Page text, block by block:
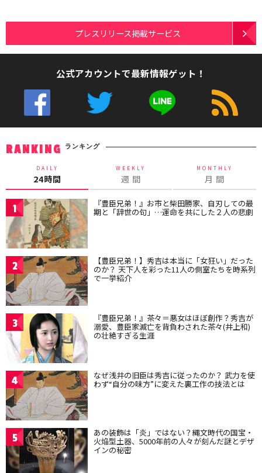
プレスリリース掲載サービス
公式アカウントで最新情報ゲット！
RANKING ランキング
DAILY
24時間
WEEKLY
週 間
MONTHLY
月 間
1 『豊臣兄弟！』お市と柴田勝家、自刃しての最
期と「辞世の句」…運命を共にした２人の悲劇
2 【豊臣兄弟！】秀吉は本当に「女狂い」だった
のか？ 天下人を彩った11人の側室たちを時系列
で一挙紹介
3 『豊臣兄弟！』茶々＝悪女はほぼ創作？秀吉が
溺愛、豊臣家滅亡を背負わされた茶々(井上和)
の壮絶すぎる生涯
4 なぜ浅井の旧臣は秀吉に従ったのか？ 武力を使
わず“自分の味方”に変えた裏工作の技法とは
5 あの装飾は「炎」ではない？縄文時代の国宝・
火焔型土器、5000年前の人々が刻んだ謎とデザ
インの秘密